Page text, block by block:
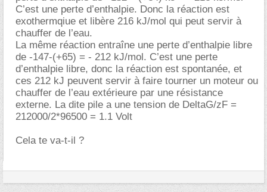
C’est une perte d’enthalpie. Donc la réaction est
exothermqiue et libère 216 kJ/mol qui peut servir à
chauffer de l’eau.
La même réaction entraîne une perte d’enthalpie libre
de -147-(+65) = - 212 kJ/mol. C’est une perte
d’enthalpie libre, donc la réaction est spontanée, et
ces 212 kJ peuvent servir à faire tourner un moteur ou
chauffer de l’eau extérieure par une résistance
externe. La dite pile a une tension de DeltaG/zF =
212000/2*96500 = 1.1 Volt
Cela te va-t-il ?